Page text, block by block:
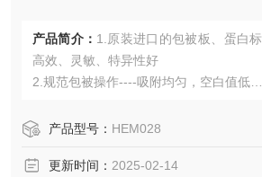
产品简介： 1.原装进口的包被板、蛋白
高效、灵敏、特异性好
2.规范包被操作----吸附均匀，空白值低
4.适用于血浆、血清、组织匀浆液、细胞
5.可检测动物类型丰富：人、猴、大鼠、
产品型号： HEM028
更新时间： 2025-02-14